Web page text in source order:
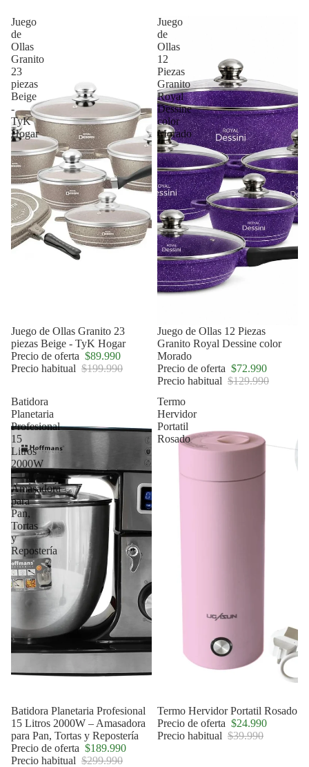
Juego
de
Ollas
Granito
23
piezas
Beige
-
TyK
Hogar
Oferta
Juego de Ollas Granito 23
piezas Beige - TyK Hogar
Precio de oferta $89.990
Precio habitual $199.990
Juego
de
Ollas
12
Piezas
Granito
Royal
Dessine
color
Morado
Oferta
Juego de Ollas 12 Piezas
Granito Royal Dessine color
Morado
Precio de oferta $72.990
Precio habitual $129.990
Batidora
Planetaria
Profesional
15
Litros
2000W
–
Amasadora
para
Pan,
Tortas
y
Repostería
Agotado
Batidora Planetaria Profesional
15 Litros 2000W – Amasadora
para Pan, Tortas y Repostería
Precio de oferta $189.990
Precio habitual $299.990
Termo
Hervidor
Portatil
Rosado
Oferta
Termo Hervidor Portatil Rosado
Precio de oferta $24.990
Precio habitual $39.990